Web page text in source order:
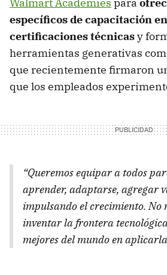
Walmart Academies para
específicos de capacitación
certificaciones técnicasy
herramientas generativas
que recientemente firmaron
que los empleados
“Queremos equipar a todos
aprender, adaptarse, agregar
impulsando el crecimiento. No
inventar la frontera
mejores del mundo en